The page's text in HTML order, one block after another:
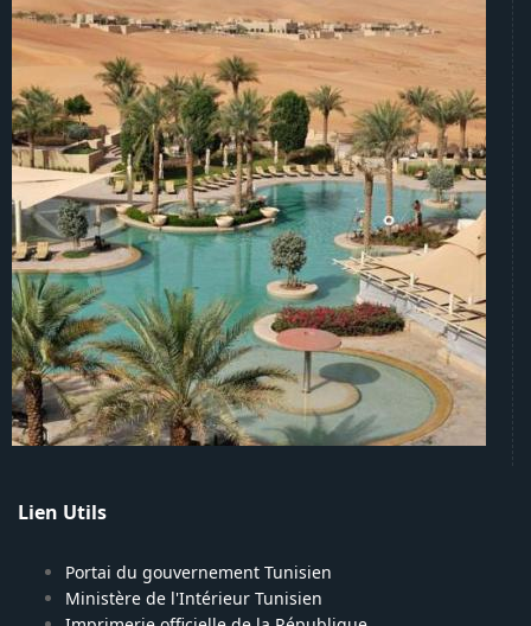
Lien Utils
Portai du gouvernement Tunisien
Ministère de l'Intérieur Tunisien